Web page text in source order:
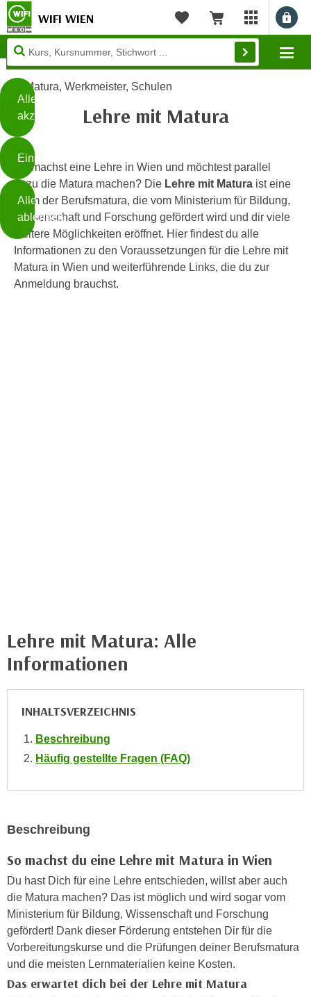
WIFI WIEN MerklisteWarenkorbmyWIFI Apps
Matura, Werkmeister, Schulen
Lehre mit Matura
Du machst eine Lehre in Wien und möchtest parallel
dazu die Matura machen? Die Lehre mit Matura ist eine
Form der Berufsmatura, die vom Ministerium für Bildung,
Wissenschaft und Forschung gefördert wird und dir viele
weitere Möglichkeiten eröffnet. Hier findest du alle
Informationen zu den Voraussetzungen für die Lehre mit
Matura in Wien und weiterführende Links, die du zur
Anmeldung brauchst.
Lehre mit Matura: Alle
Informationen
INHALTSVERZEICHNIS
Beschreibung
Häufig gestellte Fragen (FAQ)
Beschreibung
So machst du eine Lehre mit Matura in Wien
Du hast Dich für eine Lehre entschieden, willst aber auch
die Matura machen? Das ist möglich und wird sogar vom
Ministerium für Bildung, Wissenschaft und Forschung
gefördert! Dank dieser Förderung entstehen Dir für die
Vorbereitungskurse und die Prüfungen deiner Berufsmatura
und die meisten Lernmaterialien keine Kosten.
Das erwartet dich bei der Lehre mit Matura
Diese
Seite
verwendet
Cookies
h
e
u
r
o
,
i
f
ü
r
d
i
e
F
B
t
h
o
o
o
-
m
e
r
i
k
a
n
Weiterlesen
Alle
akzeptieren
Einstellungen
Alle
ablehnen